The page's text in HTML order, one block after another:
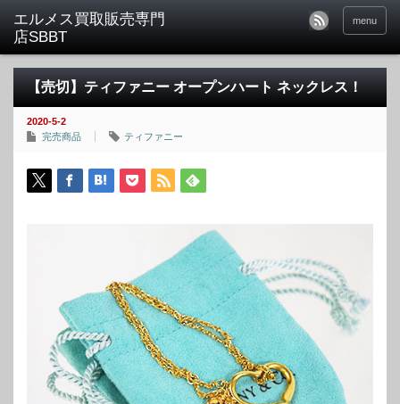
menu
【売切】ティファニー オープンハート ネックレス！
2020-5-2
完売商品
ティファニー